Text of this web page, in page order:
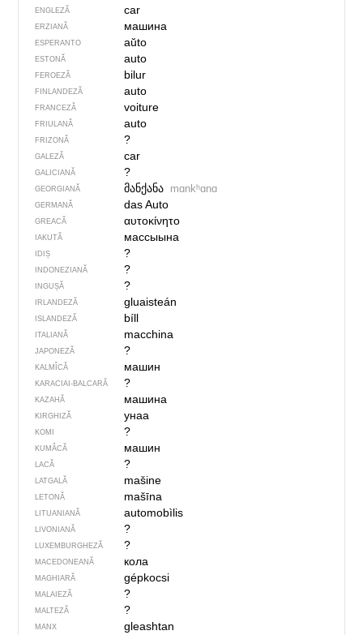
ENGLEZĂ car
ERZIANĂ машина
ESPERANTO aŭto
ESTONĂ auto
FEROEZĂ bilur
FINLANDEZĂ auto
FRANCEZĂ voiture
FRIULANĂ auto
FRIZONĂ ?
GALEZĂ car
GALICIANĂ ?
GEORGIANĂ მანქანა mɑnkʰɑnɑ
GERMANĂ das Auto
GREACĂ αυτοκίνητο
IAKUTĂ массыына
IDIȘ ?
INDONEZIANĂ ?
INGUȘĂ ?
IRLANDEZĂ gluaisteán
ISLANDEZĂ bíll
ITALIANĂ macchina
JAPONEZĂ ?
KALMÎCĂ машин
KARACIAI-BALCARĂ ?
KAZAHĂ машина
KIRGHIZĂ унаа
KOMI ?
KUMÂCĂ машин
LACĂ ?
LATGALĂ mašine
LETONĂ mašīna
LITUANIANĂ automobìlis
LIVONIANĂ ?
LUXEMBURGHEZĂ ?
MACEDONEANĂ кола
MAGHIARĂ gépkocsi
MALAIEZĂ ?
MALTEZĂ ?
MANX gleashtan